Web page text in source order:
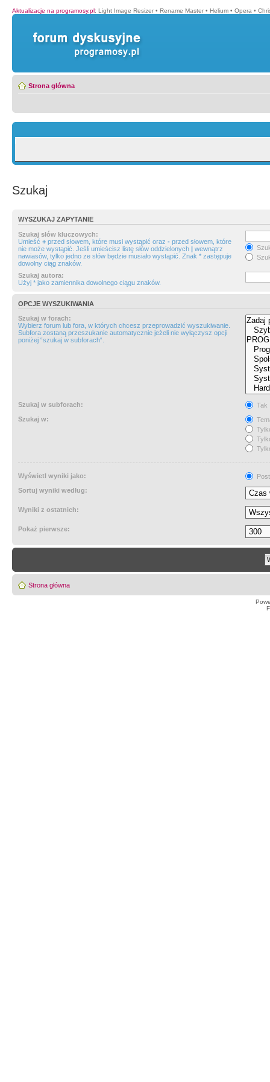
Aktualizacje na programosy.pl: Light Image Resizer • Rename Master • Helium • Opera •
Strona główna
Szukaj
WYSZUKAJ ZAPYTANIE
Szukaj słów kluczowych:
Umieść + przed słowem, które musi wystąpić oraz - przed słowem, które
nie może wystąpić. Jeśli umieścisz listę słów oddzielonych | wewnątrz
nawiasów, tylko jedno ze słów będzie musiało wystąpić. Znak * zastępuje
dowolny ciąg znaków.
Szukaj autora:
Użyj * jako zamiennika dowolnego ciągu znaków.
OPCJE WYSZUKIWANIA
Szukaj w forach:
Wybierz forum lub fora, w których chcesz przeprowadzić wyszukiwanie.
Subfora zostaną przeszukanie automatycznie jeżeli nie wyłączysz opcji
poniżej “szukaj w subforach“.
Szukaj w subforach:
Tak
Szukaj w:
Wyświetl wyniki jako:
Sortuj wyniki według:
Wyniki z ostatnich:
Pokaż pierwsze:
Strona główna